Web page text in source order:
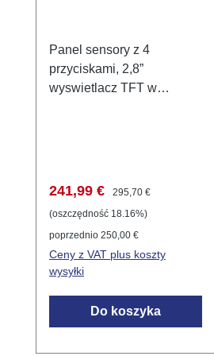
Panel sensory z 4
przyciskami, 2,8”
wyswietlacz TFT w
sensoryczny wyposazony
w cztery przyciski
pojemnosciowe,
wyswietlacz TFT w kolorze
2,8 cala, zintegrowany
timer i czujnik temperatury.
Powierzchnie czujników
pojemnosciowych reaguja
Cena sprzedaży:
241,99 € Cena regularna:
295,70 €
(oszczędność 18.16%)
poprzednio 250,00 €
Ceny z VAT plus koszty
wysyłki
Do koszyka